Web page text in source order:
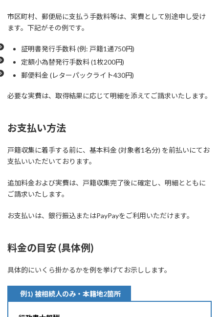
市区町村、郵便局に支払う手数料等は、実費として別途申し受け
ます。下記がその例です。
証明書発行手数料 (例: 戸籍1通750円)
定額小為替発行手数料 (1枚200円)
郵便料金 (レターパックライト430円)
必要な実費は、取得結果に応じて明細を添えてご請求いたします。
お支払い方法
戸籍収集に着手する前に、基本料金 (対象者1名分) を前払いにてお
支払いいただいております。
追加料金および実費は、戸籍収集完了後に確定し、明細とともに
ご請求いたします。
お支払いは、銀行振込またはPayPayをご利用いただけます。
料金の目安 (具体例)
具体的にいくら掛かるかを例を挙げてお示しします。
例1) 被相続人のみ・本籍地2箇所